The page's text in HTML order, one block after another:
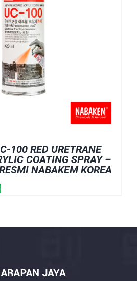
100 RED URETRANE
COATING SPRAY –
NABAKEM KOREA